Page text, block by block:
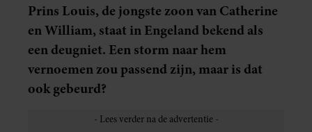
Prins Louis, de jongste zoon van Catherine
en William, staat in Engeland bekend als
een deugniet. Een storm naar hem
vernoemen zou passend zijn, maar is dat
ook gebeurd?